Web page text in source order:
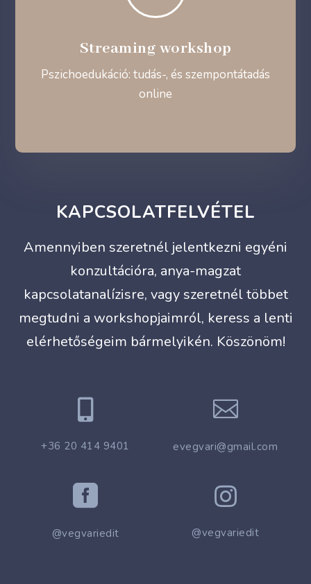
Streaming workshop
Pszichoedukáció: tudás-, és szempontátadás
online
KAPCSOLATFELVÉTEL
Amennyiben szeretnél jelentkezni egyéni
konzultációra, anya-magzat
kapcsolatanalízisre, vagy szeretnél többet
megtudni a workshopjaimról, keress a lenti
elérhetőségeim bármelyikén. Köszönöm!

+36 20 414 9401

evegvari@gmail.com

@vegvariedit

@vegvariedit